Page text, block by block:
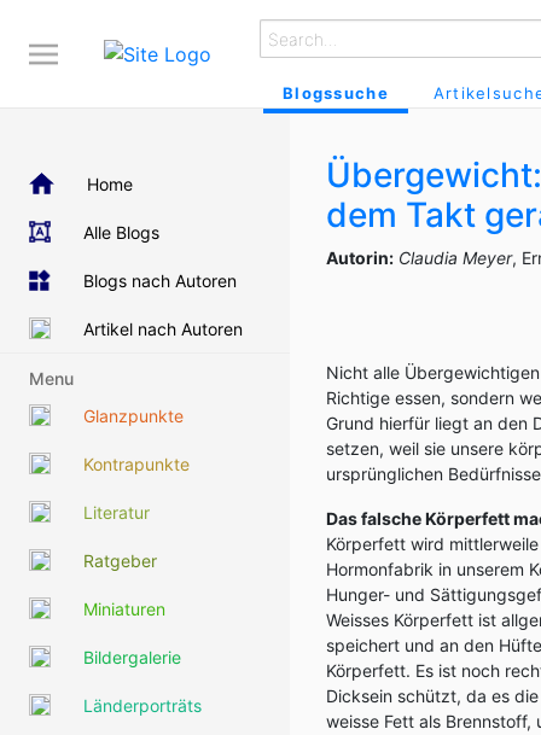
Blogssuche
Home
Alle Blogs
Blogs nach Autoren
Artikel nach Autoren
Menu
Glanzpunkte
Kontrapunkte
Literatur
Ratgeber
Miniaturen
Bildergalerie
Länderporträts
dem Takt
Autorin: Claudia Meyer,
Nicht alle
Richtige essen, sondern
Grund hierfür liegt an den
setzen, weil sie unsere
ursprünglichen
Das falsche Körperfett
Körperfett wird
Hormonfabrik in unserem
Hunger- und
Weisses Körperfett ist
speichert und an den
Körperfett. Es ist noch
Dicksein schützt, da es
weisse Fett als Brennstoff,